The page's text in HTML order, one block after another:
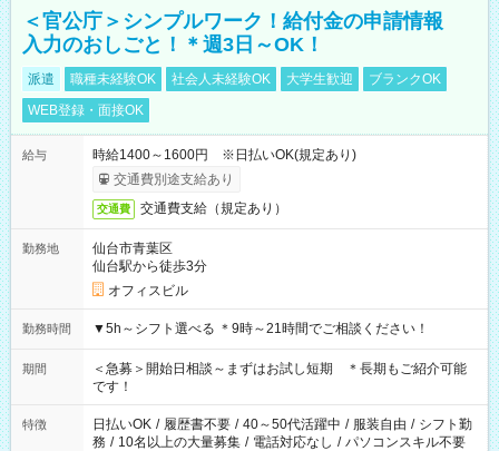
＜官公庁＞シンプルワーク！給付金の申請情報
入力のおしごと！＊週3日～OK！
派遣 職種未経験OK 社会人未経験OK 大学生歓迎
ブランクOK
WEB登録・面接OK
給与
時給1400～1600円 ※日払いOK(規定あり)
交通費別途支給あり
交通費 交通費支給（規定あり）
勤務地
仙台市青葉区
仙台駅から徒歩3分
オフィスビル
勤務時間 ▼5h～シフト選べる ＊9時～21時間でご相談ください！
期間
＜急募＞開始日相談～まずはお試し短期 ＊長期もご紹介可能
です！
特徴 日払いOK / 履歴書不要 / 40～50代活躍中 / 服装自由 / シフト勤
務 / 10名以上の大量募集 / 電話対応なし / パソコンスキル不要